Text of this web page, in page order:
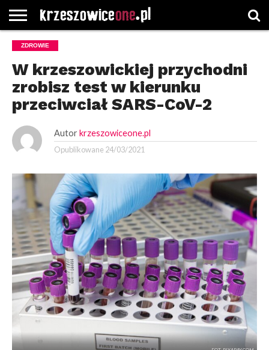
STRONA
GŁÓWNA
WYBORY
WYBIERZ
ROZKŁADY
GREGORCZYK
KONTAKT
ZDROWIE
W krzeszowickiej przychodni
zrobisz test w kierunku
przeciwciał SARS-CoV-2
Autor krzeszowiceone.pl
Opublikowane 24/03/2021